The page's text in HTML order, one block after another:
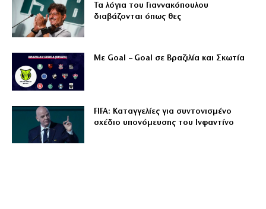
Τα λόγια του Γιαννακόπουλου
διαβάζονται όπως θες
Με Goal – Goal σε Βραζιλία και Σκωτία
FIFA: Καταγγελίες για συντονισμένο
σχέδιο υπονόμευσης του Ινφαντίνο